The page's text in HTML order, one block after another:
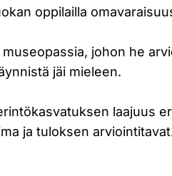
oppilailla
johon he
jäi mieleen.
laajuus
ja tuloksen